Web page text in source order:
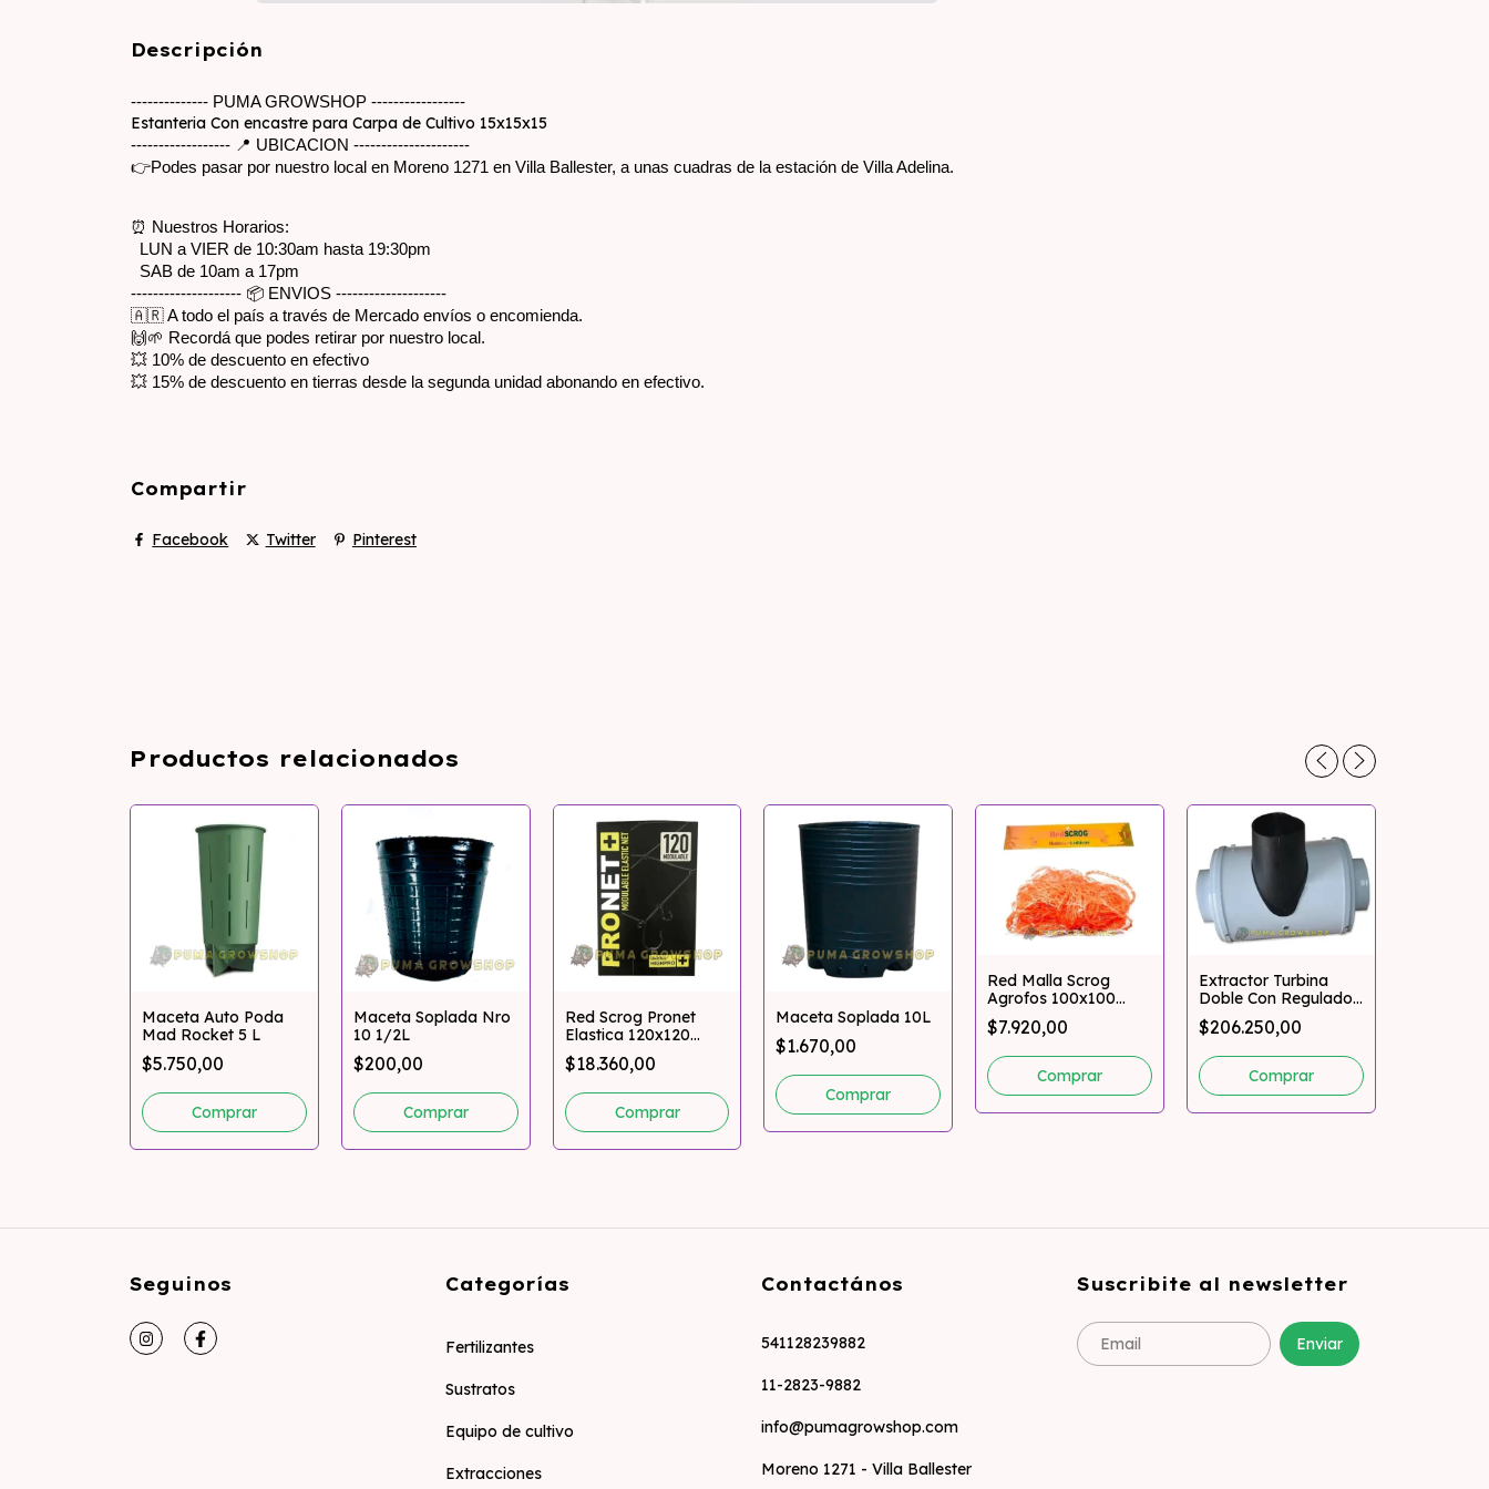
Descripción
-------------- PUMA GROWSHOP -----------------
Estanteria Con encastre para Carpa de Cultivo 15x15x15
------------------ 📍 UBICACION ---------------------
👉Podes pasar por nuestro local en Moreno 1271 en Villa Ballester, a unas cuadras de la estación de Villa Adelina.
⏰ Nuestros Horarios:
LUN a VIER de 10:30am hasta 19:30pm
SAB de 10am a 17pm
-------------------- 📦 ENVIOS --------------------
🇦🇷 A todo el país a través de Mercado envíos o encomienda.
🙌🌱 Recordá que podes retirar por nuestro local.
💥 10% de descuento en efectivo
💥 15% de descuento en tierras desde la segunda unidad abonando en efectivo.
Compartir
Facebook Twitter Pinterest
Productos relacionados
Maceta Auto Poda
Mad Rocket 5 L
$5.750,00
Maceta Soplada Nro
10 1/2L
$200,00
Red Scrog Pronet
Elastica 120x120
Garden High Pro
$18.360,00
Maceta Soplada 10L
$1.670,00
Red Malla Scrog
Agrofos 100x100
Cultivo Indoor
Multired
$7.920,00
Extractor Turbina
Doble Con Regulador
Indoor 4 Pulgadas
$206.250,00
Seguinos Categorías
Fertilizantes
Sustratos
Equipo de cultivo
Extracciones
Contactános
541128239882
11-2823-9882
info@pumagrowshop.com
Moreno 1271 - Villa Ballester
Suscribite al newsletter